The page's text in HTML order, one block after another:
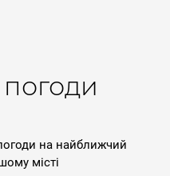
на найближчий
місті